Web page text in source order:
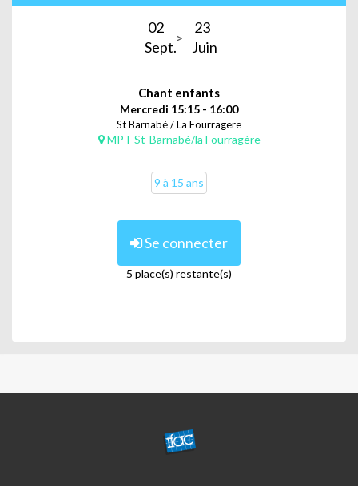
02
Sept.
23
Juin
Chant enfants
Mercredi 15:15 - 16:00
St Barnabé / La Fourragere
MPT St-Barnabé/la Fourragère
9 à 15 ans
Se connecter
5 place(s) restante(s)
CENTRE
ST